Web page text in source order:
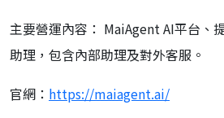
主要營運內容： MaiAgent AI平台、
助理，包含內部助理及對外客服。
官網： https://maiagent.ai/